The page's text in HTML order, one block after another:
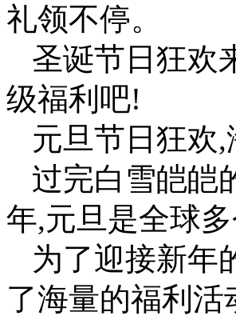
礼领不停。
圣诞节日狂欢
级福利吧!
元旦节日狂欢
过完白雪皑皑
年,元旦是全球
为了迎接新年
了海量的福利活